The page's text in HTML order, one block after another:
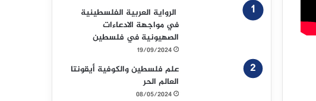
الرواية العربية الفلسطينية
في مواجهة الادعاءات
الصهيونية في فلسطين
19/09/2024
علم فلسطين والكوفية أيقونتا
العالم الحر
08/05/2024